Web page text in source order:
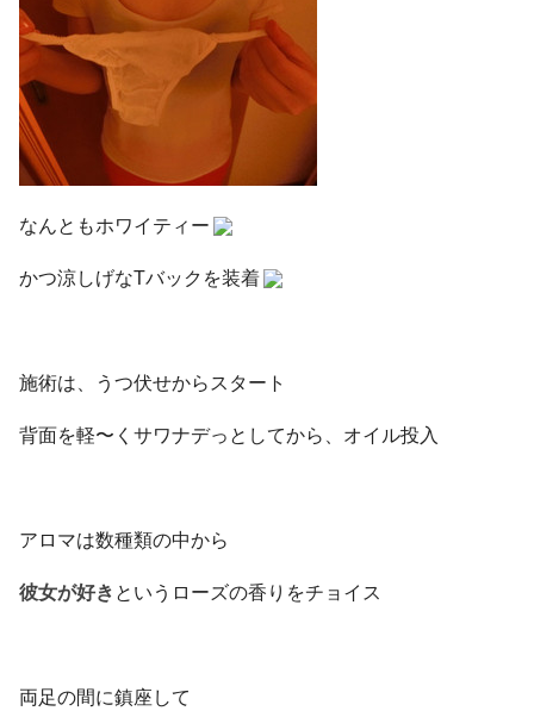
なんともホワイティー
かつ涼しげなTバックを装着
施術は、うつ伏せからスタート
背面を軽〜くサワナデっとしてから、オイル投入
アロマは数種類の中から
彼女が好き というローズの香りをチョイス
両足の間に鎮座して